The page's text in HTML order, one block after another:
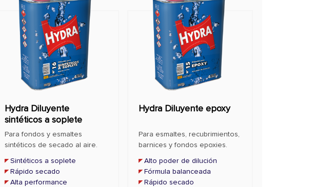
Hydra Diluyente
sintéticos a soplete
Para fondos y esmaltes
sintéticos de secado al aire.
Sintéticos a soplete
Rápido secado
Alta performance
Hydra Diluyente epoxy
Para esmaltes, recubrimientos,
barnices y fondos epoxies.
Alto poder de dilución
Fórmula balanceada
Rápido secado